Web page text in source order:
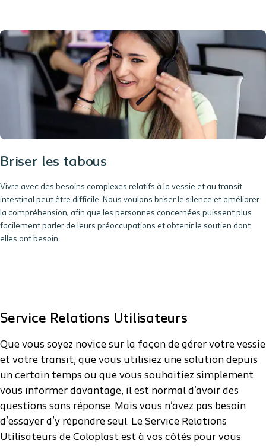
Briser les tabous
Vivre avec des besoins complexes relatifs à la vessie et au transit
intestinal peut être difficile. Nous voulons briser le silence et améliorer
la compréhension, afin que les personnes concernées puissent plus
facilement parler de leurs préoccupations et obtenir le soutien dont
elles ont besoin.
Service Relations Utilisateurs
Que vous soyez novice sur la façon de gérer votre vessie
et votre transit, que vous utilisiez une solution depuis
un certain temps ou que vous souhaitiez simplement
vous informer davantage, il est normal d'avoir des
questions sans réponse. Mais vous n'avez pas besoin
d'essayer d'y répondre seul. Le Service Relations
Utilisateurs de Coloplast est à vos côtés pour vous